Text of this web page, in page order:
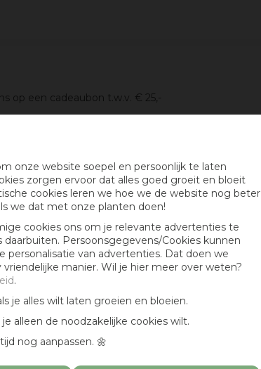
onze website soepel en persoonlijk te laten
zorgen ervoor dat alles goed groeit en bloeit
cookies leren we hoe we de website nog beter
we dat met onze planten doen!
cookies ons om je relevante advertenties te
daarbuiten. Persoonsgegevens/Cookies kunnen
personalisatie van advertenties. Dat doen we
vriendelijke manier. Wil je hier meer over weten?
.
je alles wilt laten groeien en bloeien.
je alleen de noodzakelijke cookies wilt.
nog aanpassen. 🌼
op een cadeaubon t.w.v. € 25,-